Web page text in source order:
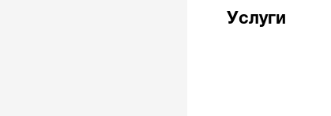
Услуги